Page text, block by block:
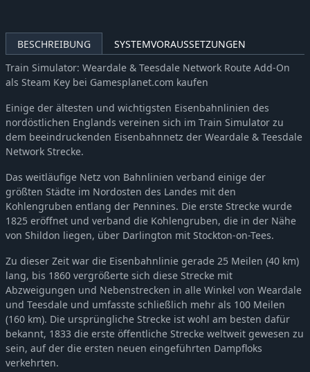
Train Simulator: Midland Main Line London-Bedford Route Add-On -66% 10,10€
Train Simulator: West Rhine: Köln - Koblenz Route Add-On -66% 6,81€
Train Simulator: DB BR 442 'Talent 2' EMU Add-On
Train Simulator: Hamburg-Hanover Route Add-On -66%
Train Simulator: Munich - Rosenheim Route Add-On -66% 10,10€
Train Simulator: DR BR 86 Loco Add-On
Train Simulator: DB Schenker Class 59/2 Loco Add-On
Train Simulator: LGV: Marseille - Avignon Route Add-On -66% 10,10€
Train Simulator: London to Brighton Route Add-On -66% 6,81€
Train Simulator: BR Regional Railways Class 101 DMU Add-On -65%
Train Simulator: Woodhead Electric Railway in Blue Route Add-On -66% 7,47€
Train Simulator: Chatham Main & Medway Valley Lines Route Add-On
Train Simulator: LGV Rhône-Alpes & Méditerranée Route Extension Add-On -66% 5,49€
Train Simulator: Pacific Surfliner LA - San Diego Route -66% 6,81€
Train Simulator: South London Network Route Add-On -66% 10,10€
Train Simulator: West Somerset Railway Route Add-On -66%
BESCHREIBUNG
SYSTEMVORAUSSETZUNGEN
Train Simulator: Weardale & Teesdale Network Route Add-On
als Steam Key bei Gamesplanet.com kaufen
Einige der ältesten und wichtigsten Eisenbahnlinien des
nordöstlichen Englands vereinen sich im Train Simulator zu
dem beeindruckenden Eisenbahnnetz der Weardale & Teesdale
Network Strecke.
Das weitläufige Netz von Bahnlinien verband einige der
größten Städte im Nordosten des Landes mit den
Kohlengruben entlang der Pennines. Die erste Strecke wurde
1825 eröffnet und verband die Kohlengruben, die in der Nähe
von Shildon liegen, über Darlington mit Stockton-on-Tees.
Zu dieser Zeit war die Eisenbahnlinie gerade 25 Meilen (40 km)
lang, bis 1860 vergrößerte sich diese Strecke mit
Abzweigungen und Nebenstrecken in alle Winkel von Weardale
und Teesdale und umfasste schließlich mehr als 100 Meilen
(160 km). Die ursprüngliche Strecke ist wohl am besten dafür
bekannt, 1833 die erste öffentliche Strecke weltweit gewesen zu
sein, auf der die ersten neuen eingeführten Dampfloks
verkehrten.